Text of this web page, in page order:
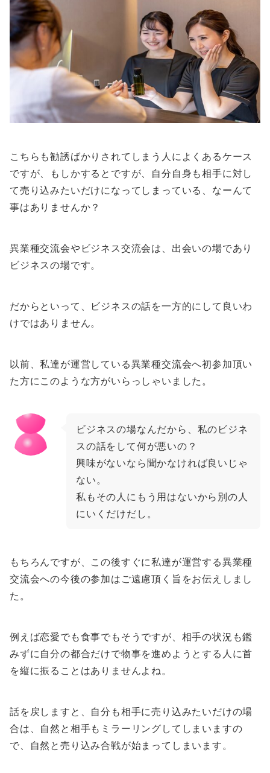
こちらも勧誘ばかりされてしまう人によくあるケース
ですが、もしかするとですが、自分自身も相手に対し
て売り込みたいだけになってしまっている、なーんて
事はありませんか？
異業種交流会やビジネス交流会は、出会いの場であり
ビジネスの場です。
だからといって、ビジネスの話を一方的にして良いわ
けではありません。
以前、私達が運営している異業種交流会へ初参加頂い
た方にこのような方がいらっしゃいました。
ビジネスの場なんだから、私のビジネ
スの話をして何が悪いの？
興味がないなら聞かなければ良いじゃ
ない。
私もその人にもう用はないから別の人
にいくだけだし。
もちろんですが、この後すぐに私達が運営する異業種
交流会への今後の参加はご遠慮頂く旨をお伝えしまし
た。
例えば恋愛でも食事でもそうですが、相手の状況も鑑
みずに自分の都合だけで物事を進めようとする人に首
を縦に振ることはありませんよね。
話を戻しますと、自分も相手に売り込みたいだけの場
合は、自然と相手もミラーリングしてしまいますの
で、自然と売り込み合戦が始まってしまいます。